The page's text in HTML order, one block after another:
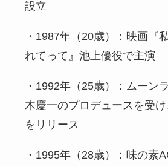
設立
・1987年（20歳）：映画『
れてって』池上優役で主演
・1992年（25歳）：ムーン
木慶一のプロデュースを受
をリリース
・1995年（28歳）：味の素